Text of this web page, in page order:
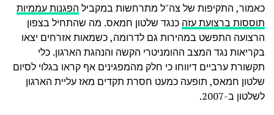
כאמור, התקיפות של צה"ל מתרחשות במקביל הפגנות עממיות
תוססות ברצועת עזה כנגד שלטון חמאס. מה שהתחיל בצפון
הרצועה התפשט במהירות גם לדרומה, כשמאות אזרחים יצאו
בקריאות נגד המצב ההומניטרי הקשה והנהגת הארגון. כלי
תקשורת ערביים דיווחו כי חלק מהמפגינים אף קראו בגלוי לסיום
שלטון חמאס, תופעה כמעט חסרת תקדים מאז עליית הארגון
לשלטון ב-2007.